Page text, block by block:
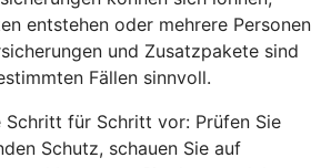
entstehen oder mehrere Personen
und Zusatzpakete sind
Fällen sinnvoll.
Schritt für Schritt vor: Prüfen Sie
Schutz, schauen Sie auf